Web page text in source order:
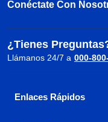
Conéctate Con
¿Tienes
Llámanos 24/7 a 000-
Enlaces Rápidos